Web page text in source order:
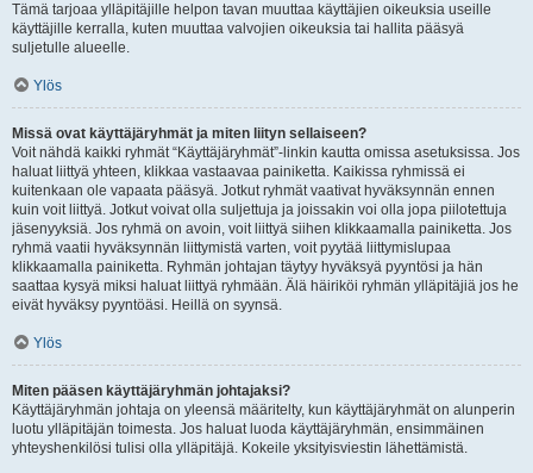
Tämä tarjoaa ylläpitäjille helpon tavan muuttaa käyttäjien oikeuksia useille
käyttäjille kerralla, kuten muuttaa valvojien oikeuksia tai hallita pääsyä
suljetulle alueelle.
Ylös
Missä ovat käyttäjäryhmät ja miten liityn sellaiseen?
Voit nähdä kaikki ryhmät “Käyttäjäryhmät”-linkin kautta omissa asetuksissa. Jos
haluat liittyä yhteen, klikkaa vastaavaa painiketta. Kaikissa ryhmissä ei
kuitenkaan ole vapaata pääsyä. Jotkut ryhmät vaativat hyväksynnän ennen
kuin voit liittyä. Jotkut voivat olla suljettuja ja joissakin voi olla jopa piilotettuja
jäsenyyksiä. Jos ryhmä on avoin, voit liittyä siihen klikkaamalla painiketta. Jos
ryhmä vaatii hyväksynnän liittymistä varten, voit pyytää liittymislupaa
klikkaamalla painiketta. Ryhmän johtajan täytyy hyväksyä pyyntösi ja hän
saattaa kysyä miksi haluat liittyä ryhmään. Älä häiriköi ryhmän ylläpitäjiä jos he
eivät hyväksy pyyntöäsi. Heillä on syynsä.
Ylös
Miten pääsen käyttäjäryhmän johtajaksi?
Käyttäjäryhmän johtaja on yleensä määritelty, kun käyttäjäryhmät on alunperin
luotu ylläpitäjän toimesta. Jos haluat luoda käyttäjäryhmän, ensimmäinen
yhteyshenkilösi tulisi olla ylläpitäjä. Kokeile yksityisviestin lähettämistä.